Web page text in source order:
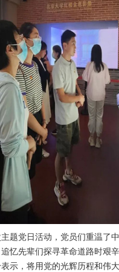
题党日活动，党员们重温了
忆先辈们探寻革命道路时艰
示，将用党的光辉历程和伟